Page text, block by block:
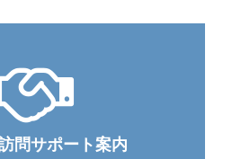
問サポート案内